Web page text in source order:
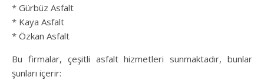
* Gürbüz Asfalt
* Kaya Asfalt
* Özkan Asfalt
Bu firmalar, çeşitli asfalt hizmetleri sunmaktadır, bunlar
şunları içerir: